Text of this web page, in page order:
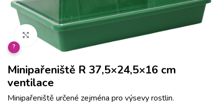
Klikněte pro zvětšení
?
Minipařeniště R 37,5×24,5×16 cm
ventilace
Minipařeniště určené zejména pro výsevy rostlin.